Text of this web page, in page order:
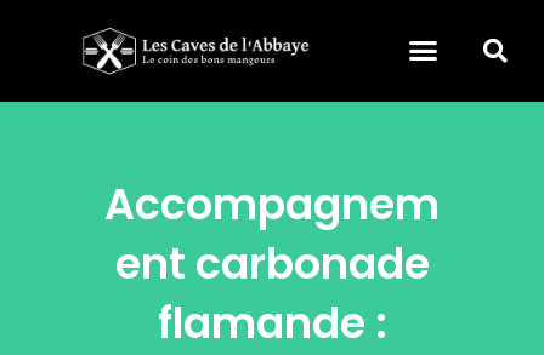
Accompagnem
ent carbonade
flamande :